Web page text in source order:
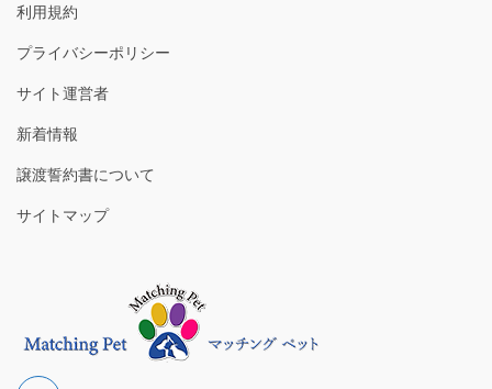
利用規約
プライバシーポリシー
サイト運営者
新着情報
譲渡誓約書について
サイトマップ